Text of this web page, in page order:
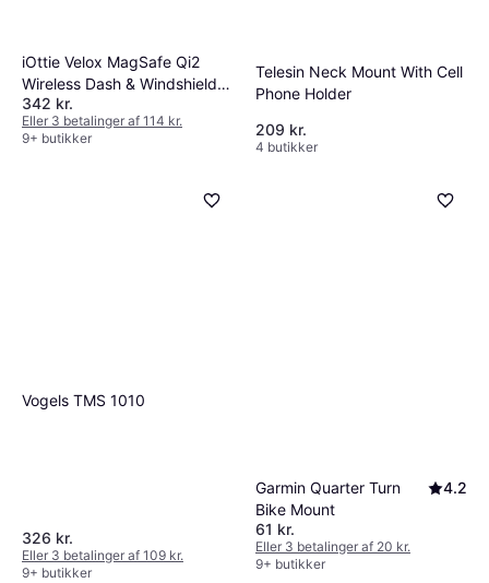
iOttie Velox MagSafe Qi2
Wireless Dash & Windshield
Mount
342 kr.
Eller 3 betalinger af 114 kr.
9+ butikker
Telesin Neck Mount With Cell
Phone Holder
209 kr.
4 butikker
Vogels TMS 1010
326 kr.
Eller 3 betalinger af 109 kr.
9+ butikker
Garmin Quarter Turn
Bike Mount
4.2
61 kr.
Eller 3 betalinger af 20 kr.
9+ butikker